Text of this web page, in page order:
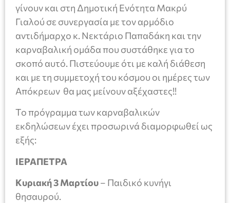
γίνουν και στη Δημοτική Ενότητα Μακρύ
Γιαλού σε συνεργασία με τον αρμόδιο
αντιδήμαρχο κ. Νεκτάριο Παπαδάκη και την
καρναβαλική ομάδα που συστάθηκε για το
σκοπό αυτό. Πιστεύουμε ότι με καλή διάθεση
και με τη συμμετοχή του κόσμου οι ημέρες των
Απόκρεων θα μας μείνουν αξέχαστες!!
Το πρόγραμμα των καρναβαλικών
εκδηλώσεων έχει προσωρινά διαμορφωθεί ως
εξής:
ΙΕΡΑΠΕΤΡΑ
Κυριακή 3 Μαρτίου– Παιδικό κυνήγι
θησαυρού.